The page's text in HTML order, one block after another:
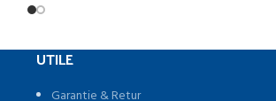
UTILE
Garantie & Retur